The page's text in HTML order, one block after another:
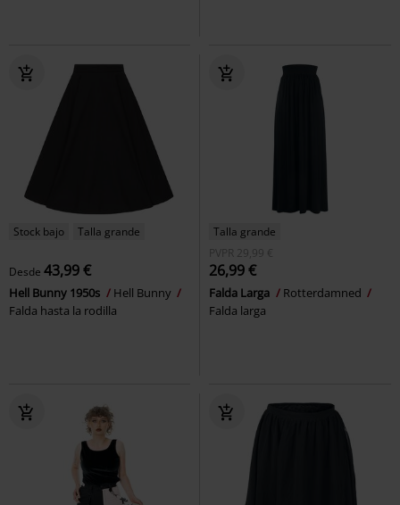
Stock bajo Talla grande
Desde 43,99 €
Hell Bunny 1950s
Hell Bunny
Falda hasta la rodilla
Talla grande
PVPR 29,99 €
26,99 €
Falda Larga
Rotterdamned
Falda larga